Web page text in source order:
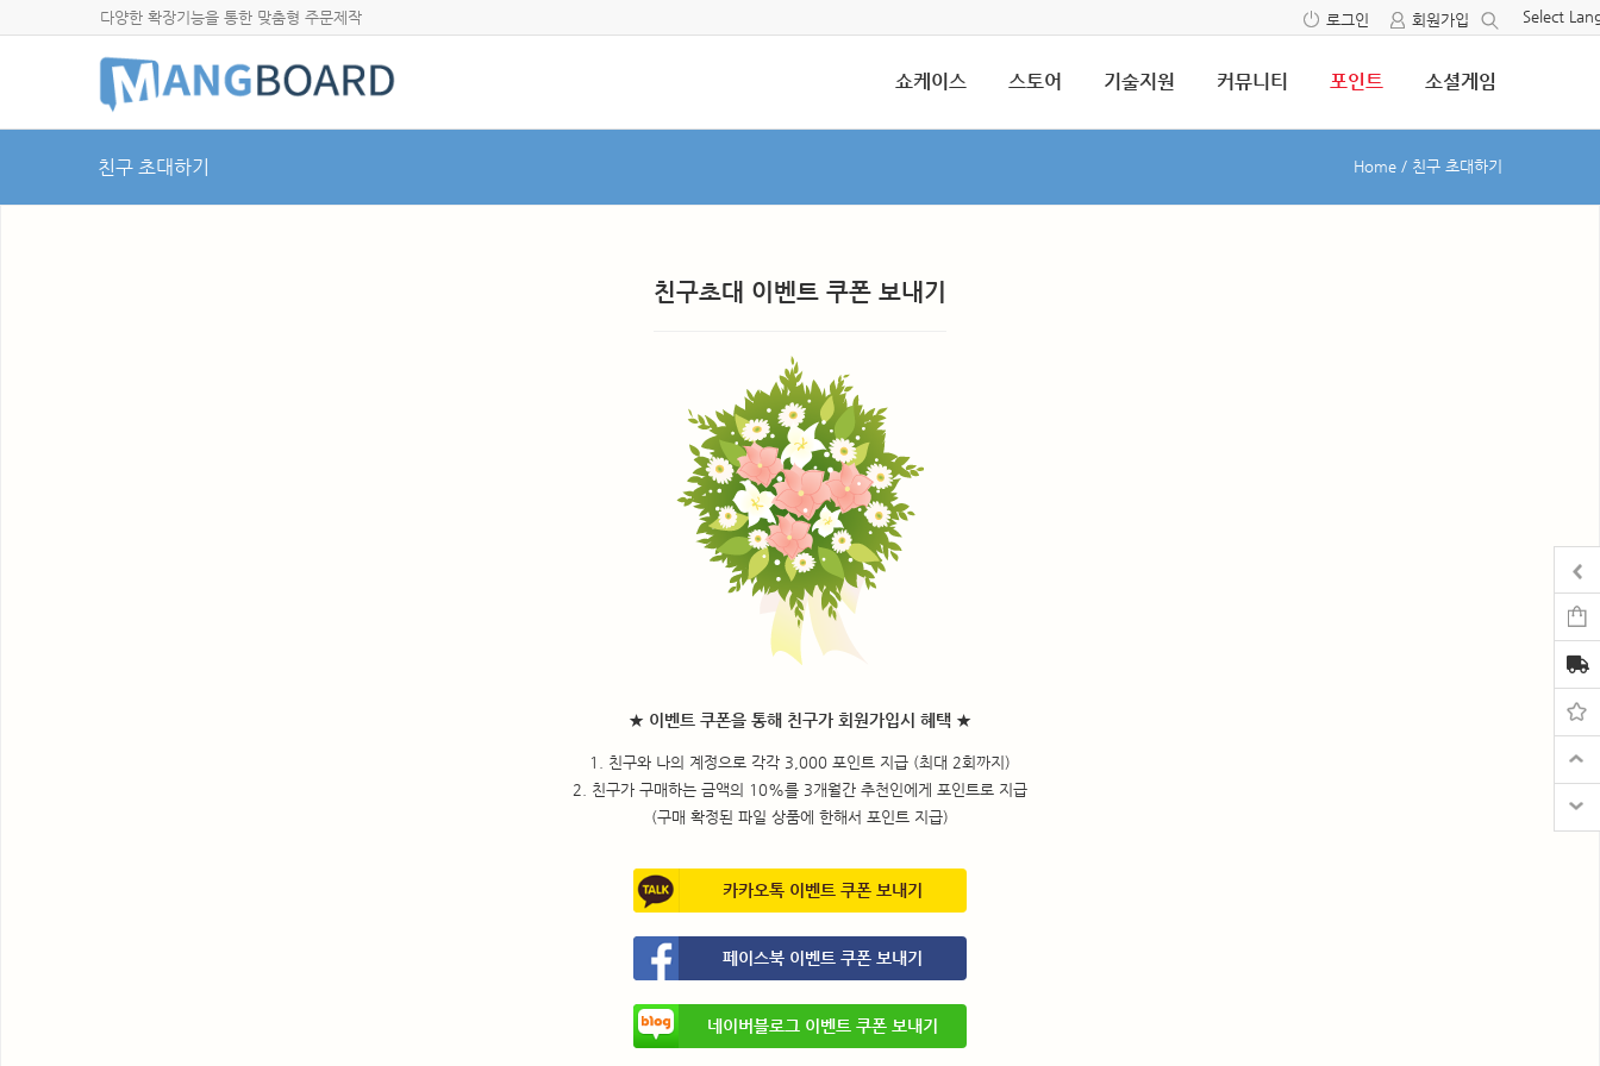
다양한 확장기능을 통한 맞춤형 주문제작 Select
로그인 회원가입
쇼케이스 스토어 기술지원 커뮤니티 포인트 소셜게임
친구 초대하기 Home / 친구 초대하기
친구초대 이벤트 쿠폰 보내기
★ 이벤트 쿠폰을 통해 친구가 회원가입시 혜택 ★
1. 친구와 나의 계정으로 각각 3,000 포인트 지급 (최대 2회까지)
2. 친구가 구매하는 금액의 10%를 3개월간 추천인에게 포인트로 지급
(구매 확정된 파일 상품에 한해서 포인트 지급)
카카오톡 이벤트 쿠폰 보내기
페이스북 이벤트 쿠폰 보내기
네이버블로그 이벤트 쿠폰 보내기